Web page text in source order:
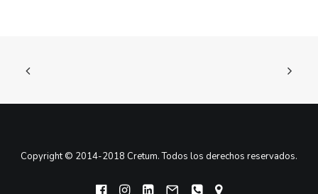
Copyright © 2014-2018 Cretum. Todos los derechos reservados.